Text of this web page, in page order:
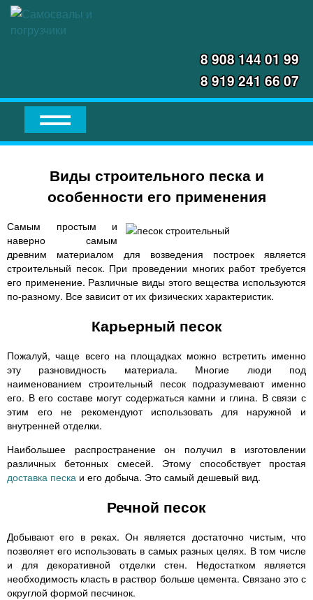
8 908 144 01 99
8 919 241 66 07
Виды строительного песка и
особенности его применения
Самым простым и
наверно самым
древним материалом для возведения построек является
строительный песок. При проведении многих работ требуется
его применение. Различные виды этого вещества используются
по-разному. Все зависит от их физических характеристик.
Карьерный песок
Пожалуй, чаще всего на площадках можно встретить именно
эту разновидность материала. Многие люди под
наименованием строительный песок подразумевают именно
его. В его составе могут содержаться камни и глина. В связи с
этим его не рекомендуют использовать для наружной и
внутренней отделки.
Наибольшее распространение он получил в изготовлении
различных бетонных смесей. Этому способствует простая
доставка песка и его добыча. Это самый дешевый вид.
Речной песок
Добывают его в реках. Он является достаточно чистым, что
позволяет его использовать в самых разных целях. В том числе
и для декоративной отделки стен. Недостатком является
необходимость класть в раствор больше цемента. Связано это с
округлой формой песчинок.